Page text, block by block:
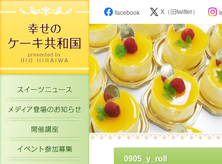
スイーツニュース
メディア登場のお知らせ
開催講座
イベント参加募集
facebook X（旧twitter）
0905_y_roll